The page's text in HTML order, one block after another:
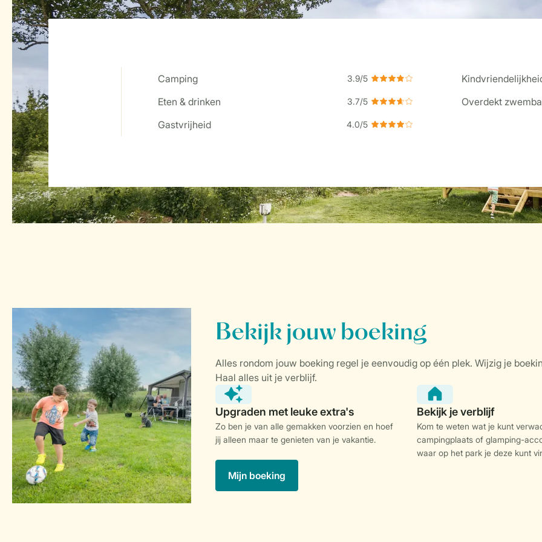
Service Rating from our guests
Camping
Eten & drinken
Overdekt
Gastvrijheid
Zo ben je van alle gemakken voorzien en hoef
jij alleen maar te genieten van je vakantie.
Kom te weten wat je kunt
campingplaats of glamping-
waar op het park je deze kunt
Mijn boeking